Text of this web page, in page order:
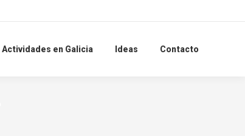
Actividades en Galicia Ideas Contacto